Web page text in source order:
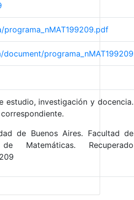
programa_nMAT199209
estudio, investigación y docencia.
de Buenos Aires. Facultad de
Matemáticas. Recuperado